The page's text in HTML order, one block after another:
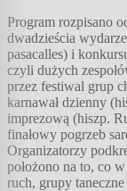
Program rozpisano
dwadzieścia
pasacalles) i
czyli dużych
przez festiwal grup
karnawał dzienny
imprezową (hiszp.
finałowy pogrzeb
Organizatorzy
położono na to, co
ruch, grupy